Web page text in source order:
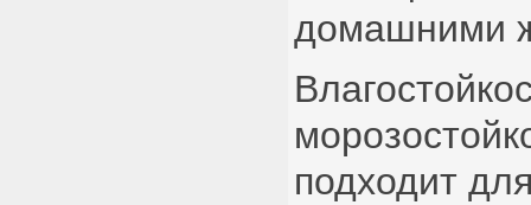
домашними
подходит